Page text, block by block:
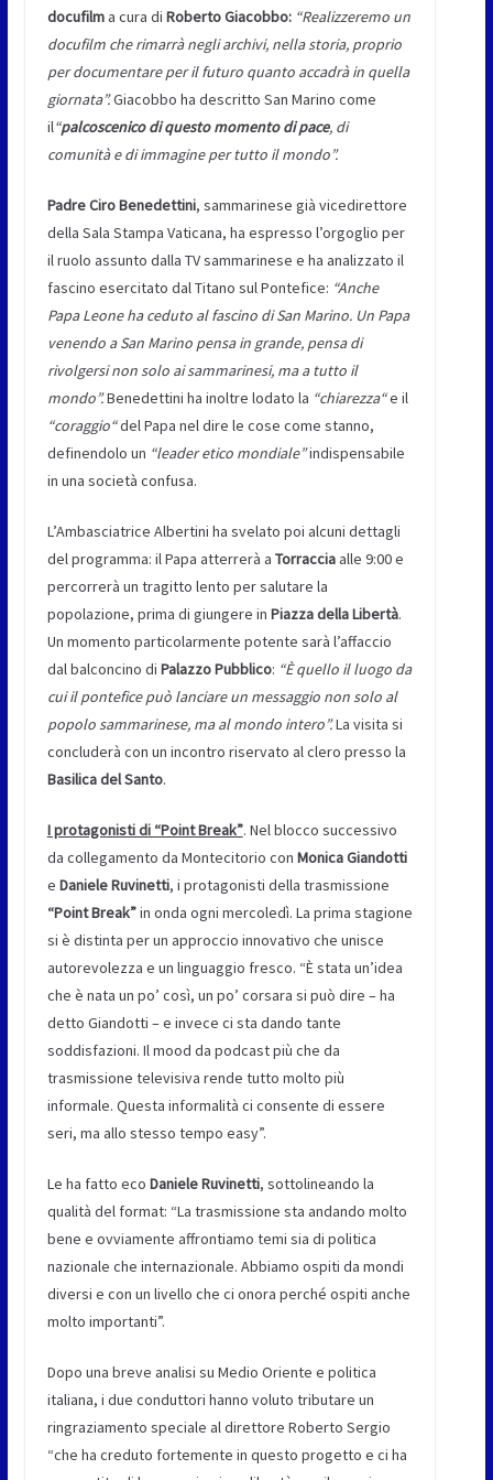
docufilma cura di Roberto Giacobbo: “Realizzeremo un
docufilm che rimarrà negli archivi, nella storia, proprio
per documentare per il futuro quanto accadrà in quella
giornata”.Giacobbo ha descritto San Marino come
il“palcoscenico di questo momento di pace, di
comunità e di immagine per tutto il mondo”.
Padre Ciro Benedettini, sammarinese già vicedirettore
della Sala Stampa Vaticana, ha espresso l’orgoglio per
il ruolo assunto dalla TV sammarinese e ha analizzato il
fascino esercitato dal Titano sul Pontefice: “Anche
Papa Leone ha ceduto al fascino di San Marino. Un Papa
venendo a San Marino pensa in grande, pensa di
rivolgersi non solo ai sammarinesi, ma a tutto il
mondo”.Benedettini ha inoltre lodato la “chiarezza“e il
“coraggio“del Papa nel dire le cose come stanno,
definendolo un “leader etico mondiale”indispensabile
in una società confusa.
L’Ambasciatrice Albertini ha svelato poi alcuni dettagli
del programma: il Papa atterrerà a Torracciaalle 9:00 e
percorrerà un tragitto lento per salutare la
popolazione, prima di giungere in Piazza della Libertà.
Un momento particolarmente potente sarà l’affaccio
dal balconcino di Palazzo Pubblico: “È quello il luogo da
cui il pontefice può lanciare un messaggio non solo al
popolo sammarinese, ma al mondo intero”.La visita si
concluderà con un incontro riservato al clero presso la
Basilica del Santo.
I protagonisti di “Point Break”. Nel blocco successivo
da collegamento da Montecitorio con Monica Giandotti
e Daniele Ruvinetti, i protagonisti della trasmissione
“Point Break”in onda ogni mercoledì. La prima stagione
si è distinta per un approccio innovativo che unisce
autorevolezza e un linguaggio fresco. “È stata un’idea
che è nata un po’ così, un po’ corsara si può dire – ha
detto Giandotti – e invece ci sta dando tante
soddisfazioni. Il mood da podcast più che da
trasmissione televisiva rende tutto molto più
informale. Questa informalità ci consente di essere
seri, ma allo stesso tempo easy”.
Le ha fatto eco Daniele Ruvinetti, sottolineando la
qualità del format: “La trasmissione sta andando molto
bene e ovviamente affrontiamo temi sia di politica
nazionale che internazionale. Abbiamo ospiti da mondi
diversi e con un livello che ci onora perché ospiti anche
molto importanti”.
Dopo una breve analisi su Medio Oriente e politica
italiana, i due conduttori hanno voluto tributare un
ringraziamento speciale al direttore Roberto Sergio
“che ha creduto fortemente in questo progetto e ci ha